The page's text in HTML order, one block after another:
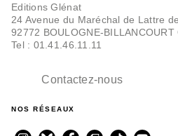
Editions Glénat
24 Avenue du Maréchal de Lattre
92772 BOULOGNE-BILLANCOURT
Tel : 01.41.46.11.11
Contactez-nous
NOS RÉSEAUX